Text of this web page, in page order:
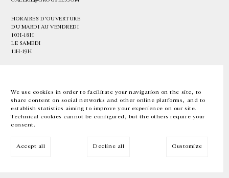
We use cookies in order to facilitate your navigation on the site, to
share content on social networks and other online platforms, and to
establish statistics aiming to improve your experience on our site.
Technical cookies cannot be configured, but the others require your
consent.
Accept all Decline all Customize
HORAIRES D'OUVERTURE
DU MARDI AU VENDREDI
10H-18H
LE SAMEDI
11H-19H
EN FR 中文 Facebook Instagram
Inscrivez-vous à notre newsletter